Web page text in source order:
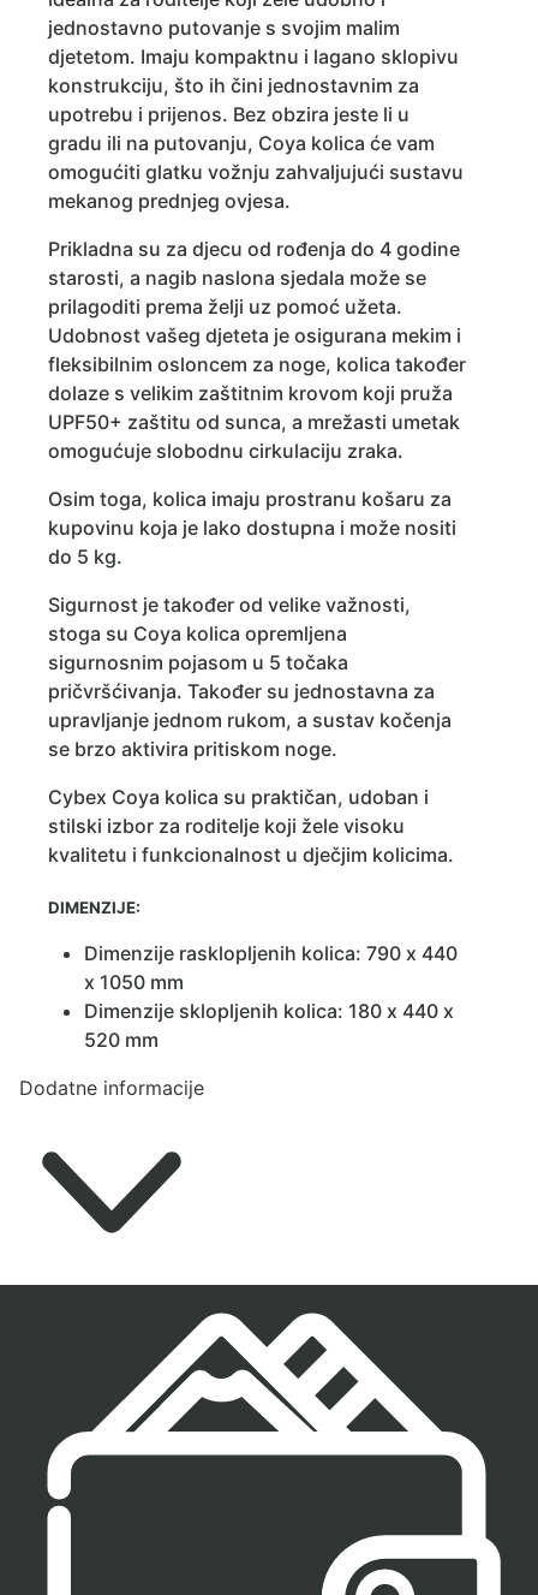
jednostavno putovanje s svojim malim
djetetom. Imaju kompaktnu i lagano sklopivu
konstrukciju, što ih čini jednostavnim za
upotrebu i prijenos. Bez obzira jeste li u
gradu ili na putovanju, Coya kolica će vam
omogućiti glatku vožnju zahvaljujući sustavu
mekanog prednjeg ovjesa.
Prikladna su za djecu od rođenja do 4 godine
starosti, a nagib naslona sjedala može se
prilagoditi prema želji uz pomoć užeta.
Udobnost vašeg djeteta je osigurana mekim i
fleksibilnim osloncem za noge, kolica također
dolaze s velikim zaštitnim krovom koji pruža
UPF50+ zaštitu od sunca, a mrežasti umetak
omogućuje slobodnu cirkulaciju zraka.
Osim toga, kolica imaju prostranu košaru za
kupovinu koja je lako dostupna i može nositi
do 5 kg.
Sigurnost je također od velike važnosti,
stoga su Coya kolica opremljena
sigurnosnim pojasom u 5 točaka
pričvršćivanja. Također su jednostavna za
upravljanje jednom rukom, a sustav kočenja
se brzo aktivira pritiskom noge.
Cybex Coya kolica su praktičan, udoban i
stilski izbor za roditelje koji žele visoku
kvalitetu i funkcionalnost u dječjim kolicima.
DIMENZIJE:
Dimenzije rasklopljenih kolica: 790 x 440
x 1050 mm
Dimenzije sklopljenih kolica: 180 x 440 x
520 mm
Dodatne informacije